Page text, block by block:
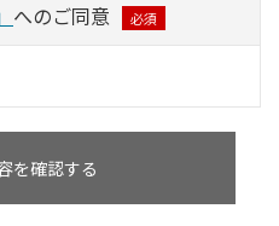
へのご同意 必須